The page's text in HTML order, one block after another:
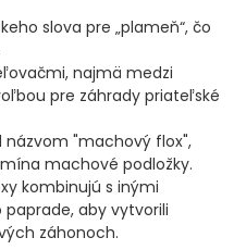
slova pre „plameň“, čo
najmä medzi
pre záhrady priateľské
názvom "machový flox",
machové podložky.
kombinujú s inými
aby vytvorili
záhonoch.